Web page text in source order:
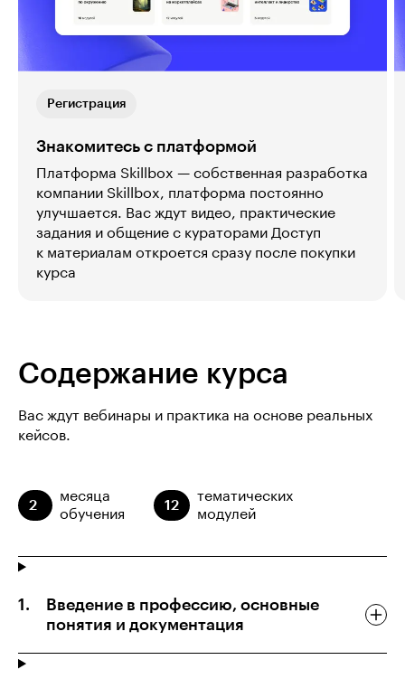
Регистрация
Знакомитесь с платформой
Платформа Skillbox — собственная разработка
компании Skillbox, платформа постоянно
улучшается. Вас ждут видео, практические
задания и общение с кураторами Доступ
к материалам откроется сразу после покупки
курса
Содержание курса
Вас ждут вебинары и практика на основе реальных
кейсов.
2
месяца
обучения
12
тематических
модулей
Введение в профессию, основные
понятия и документация